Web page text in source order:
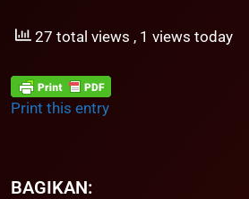
27 total views , 1 views today
Print this entry
BAGIKAN: